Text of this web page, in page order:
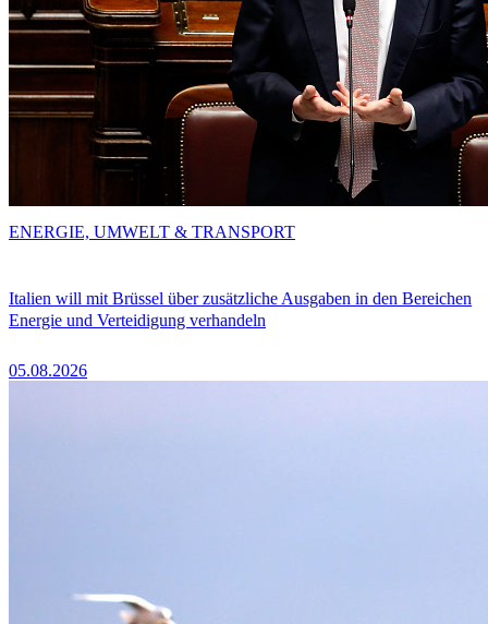
Italien will mit Brüssel über zusätzliche Ausgaben in den Bereichen
Energie und Verteidigung verhandeln
05.08.2026
ENERGIE, UMWELT & TRANSPORT